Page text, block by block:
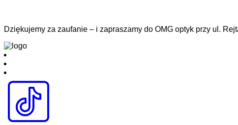
Dziękujemy za zaufanie – i zapraszamy do OMG optyk przy ul.